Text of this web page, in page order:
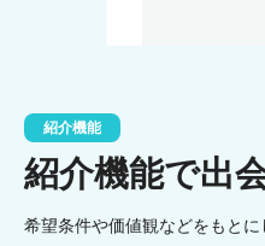
紹介機能
紹介機能で出
希望条件や価値観などをもと